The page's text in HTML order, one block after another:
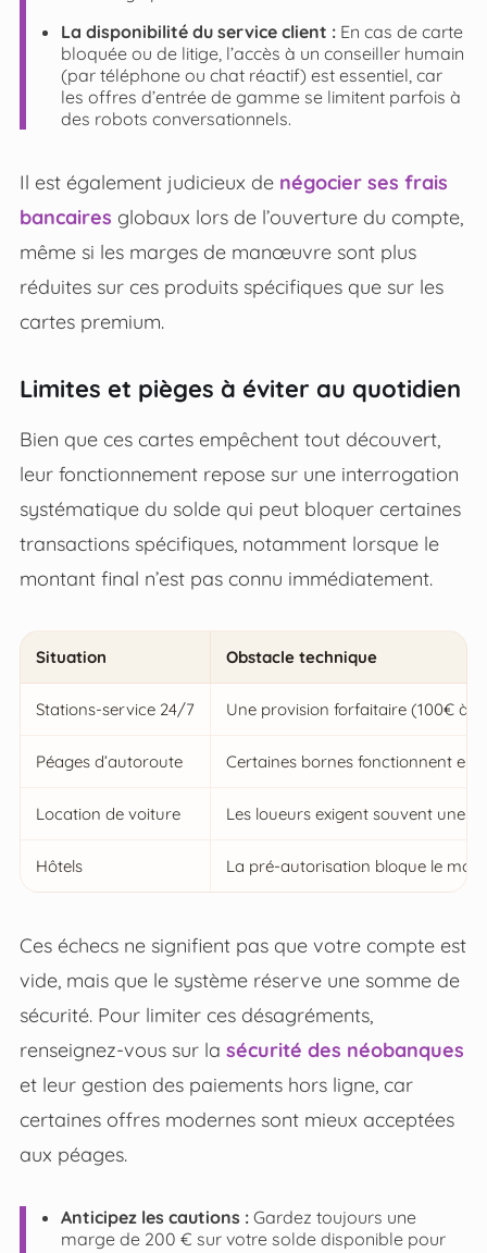
La disponibilité du service client :En cas de carte
bloquée ou de litige, l’accès à un conseiller humain
(par téléphone ou chat réactif) est essentiel, car
les offres d’entrée de gamme se limitent parfois à
des robots conversationnels.
Il est également judicieux de négocier ses frais
bancaires globaux lors de l’ouverture du compte,
même si les marges de manœuvre sont plus
réduites sur ces produits spécifiques que sur les
cartes premium.
Limites et pièges à éviter au quotidien
Bien que ces cartes empêchent tout découvert,
leur fonctionnement repose sur une interrogation
systématique du solde qui peut bloquer certaines
transactions spécifiques, notamment lorsque le
montant final n’est pas connu immédiatement.
Situation Obstacle technique
Stations-service 24/7 Une provision forfaitaire (100€ à
Péages d’autoroute Certaines bornes fonctionnent en
Location de voiture Les loueurs exigent souvent une
Hôtels La pré-autorisation bloque le
Ces échecs ne signifient pas que votre compte est
vide, mais que le système réserve une somme de
sécurité. Pour limiter ces désagréments,
renseignez-vous sur la sécurité des néobanques
et leur gestion des paiements hors ligne, car
certaines offres modernes sont mieux acceptées
aux péages.
Anticipez les cautions :Gardez toujours une
marge de 200 € sur votre solde disponible pour